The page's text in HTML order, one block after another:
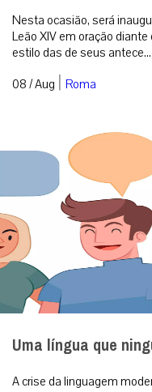
Nesta ocasião, será
Leão XIV em oração
estilo das de seus antece...
08 / Aug | Roma
Uma língua que
A crise da linguagem